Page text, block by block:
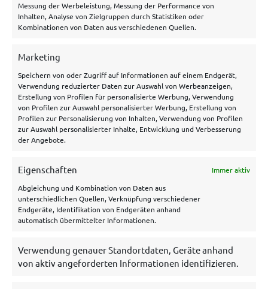
Messung der Werbeleistung, Messung der Performance von
Inhalten, Analyse von Zielgruppen durch Statistiken oder
Kombinationen von Daten aus verschiedenen Quellen.
Marketing
Speichern von oder Zugriff auf Informationen auf einem Endgerät,
Verwendung reduzierter Daten zur Auswahl von Werbeanzeigen,
Erstellung von Profilen für personalisierte Werbung, Verwendung
von Profilen zur Auswahl personalisierter Werbung, Erstellung von
Profilen zur Personalisierung von Inhalten, Verwendung von Profilen
zur Auswahl personalisierter Inhalte, Entwicklung und Verbesserung
der Angebote.
Eigenschaften
Immer aktiv
Abgleichung und Kombination von Daten aus
unterschiedlichen Quellen, Verknüpfung verschiedener
Endgeräte, Identifikation von Endgeräten anhand
automatisch übermittelter Informationen.
Verwendung genauer Standortdaten, Geräte anhand
von aktiv angeforderten Informationen identifizieren.
Allgemeines
Über uns
Hilfe/Kontakt
Datenschutzerklärung
Impressum
Disclaimer
Archiv